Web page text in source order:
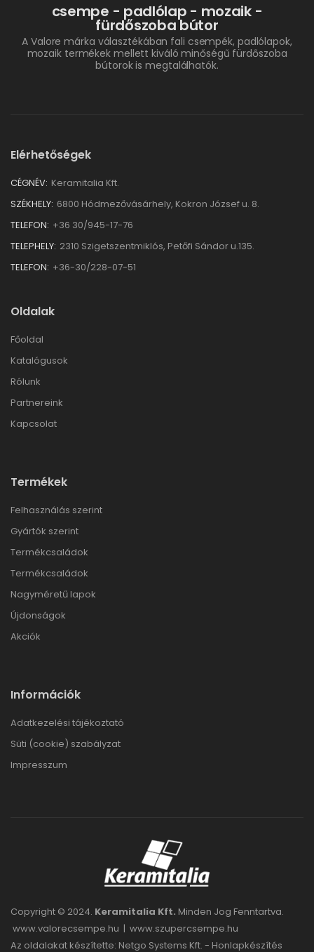
csempe - padlólap - mozaik -
fürdőszoba bútor
A Valore márka választékában fali csempék, padlólapok,
mozaik termékek mellett kiváló minőségű fürdőszoba
bútorok is megtalálhatók.
Elérhetőségek
CÉGNÉV: Keramitalia Kft.
SZÉKHELY: 6800 Hódmezővásárhely, Kokron József u. 8.
TELEFON: +36 30/945-17-76
TELEPHELY: 2310 Szigetszentmiklós, Petőfi Sándor u.135.
TELEFON: +36-30/228-07-51
Oldalak
Főoldal
Katalógusok
Rólunk
Partnereink
Kapcsolat
Termékek
Felhasználás szerint
Gyártók szerint
Termékcsaládok
Termékcsaládok
Nagyméretű lapok
Újdonságok
Akciók
Információk
Adatkezelési tájékoztató
Süti (cookie) szabályzat
Impresszum
Copyright © 2024. Keramitalia Kft. Minden Jog Fenntartva.
www.valorecsempe.hu | www.szupercsempe.hu
Az oldalakat készítette: Netgo Systems Kft. - Honlapkészítés